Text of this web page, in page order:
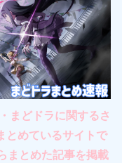
まどドラに関するさ
とめているサイトで
まとめた記事を掲載